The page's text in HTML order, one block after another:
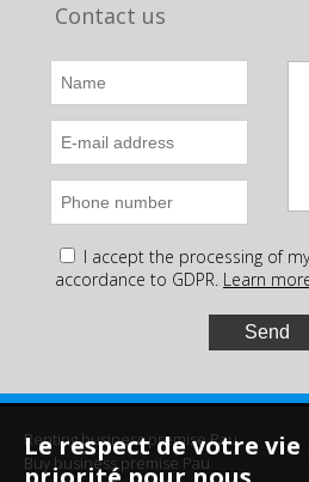
Contact us
I accept the processing of
accordance to GDPR. Learn
Renting business premise Pau
Buy business premise Pau
Le respect de votre